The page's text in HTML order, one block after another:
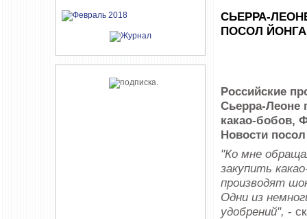
СЬЕРРА-
ПОСОЛ
Российские
Сьерра-Леоне
какао-бобов,
Новости
"Ко мне
закупить
производят
Одни из
удобрений", -